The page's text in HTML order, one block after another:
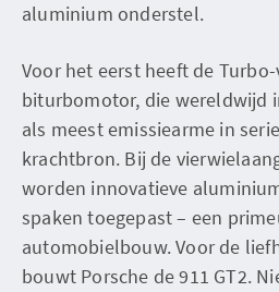
aluminium onderstel.
Voor het eerst heeft de
biturbomotor, die wereldwijd
als meest emissiearme in
krachtbron. Bij de
worden innovatieve
spaken toegepast – een
automobielbouw. Voor de
bouwt Porsche de 911 GT2.